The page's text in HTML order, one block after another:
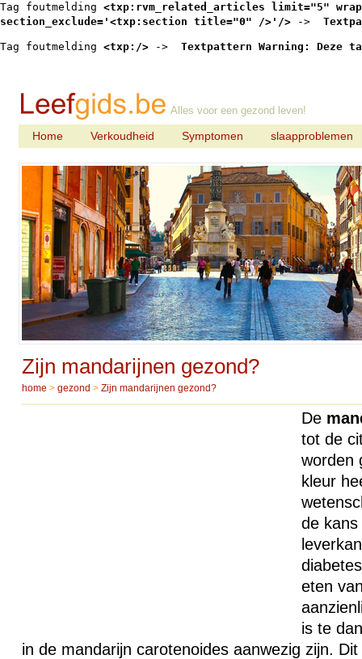
Tag foutmelding <txp:rvm_related_articles limit="5"
section_exclude='<txp:section title="0" />'/> ->
Tag foutmelding <txp:/> -> Textpattern Warning: Deze
Alles voor een gezond leven!
Home Verkoudheid Symptomen slaapproblemen
Zijn mandarijnen gezond?
home > gezond > Zijn mandarijnen gezond?
De
tot de
worden
kleur
de
eten
is te
in de mandarijn carotenoides aanwezig zijn.